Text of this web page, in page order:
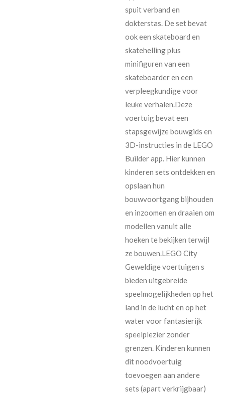
spuit verband en
dokterstas. De set bevat
ook een skateboard en
skatehelling plus
minifiguren van een
skateboarder en een
verpleegkundige voor
leuke verhalen.Deze
voertuig bevat een
stapsgewijze bouwgids en
3D-instructies in de LEGO
Builder app. Hier kunnen
kinderen sets ontdekken en
opslaan hun
bouwvoortgang bijhouden
en inzoomen en draaien om
modellen vanuit alle
hoeken te bekijken terwijl
ze bouwen.LEGO City
Geweldige voertuigen s
bieden uitgebreide
speelmogelijkheden op het
land in de lucht en op het
water voor fantasierijk
speelplezier zonder
grenzen. Kinderen kunnen
dit noodvoertuig
toevoegen aan andere
sets (apart verkrijgbaar)